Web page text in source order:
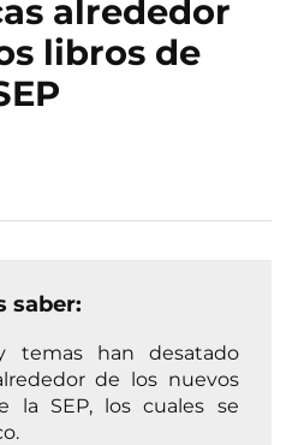
alrededor
libros de
saber:
temas han desatado
de los nuevos
la SEP, los cuales se